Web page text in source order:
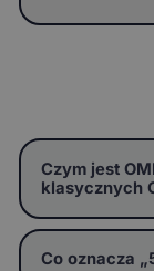
Czym jest
klasycznych
Co oznacza